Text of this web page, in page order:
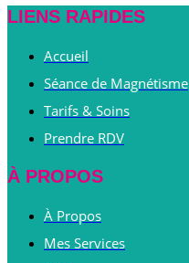
LIENS RAPIDES
Accueil
Séance de Magnétisme
Tarifs & Soins
Prendre RDV
À PROPOS
À Propos
Mes Services